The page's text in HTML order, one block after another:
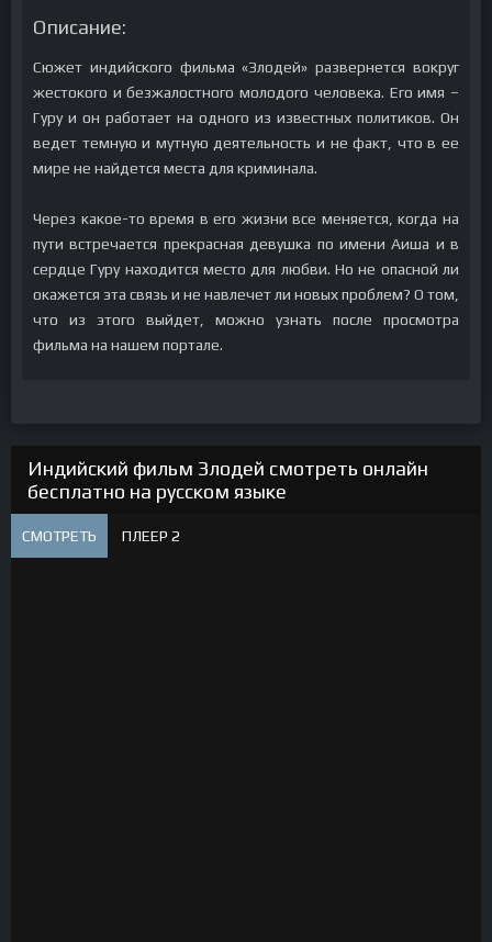
Описание:
Сюжет индийского фильма «Злодей» развернется вокруг
жестокого и безжалостного молодого человека. Его имя –
Гуру и он работает на одного из известных политиков. Он
ведет темную и мутную деятельность и не факт, что в ее
мире не найдется места для криминала.
Через какое-то время в его жизни все меняется, когда на
пути встречается прекрасная девушка по имени Аиша и в
сердце Гуру находится место для любви. Но не опасной ли
окажется эта связь и не навлечет ли новых проблем? О том,
что из этого выйдет, можно узнать после просмотра
фильма на нашем портале.
Индийский фильм Злодей смотреть онлайн
бесплатно на русском языке
СМОТРЕТЬ ПЛЕЕР 2